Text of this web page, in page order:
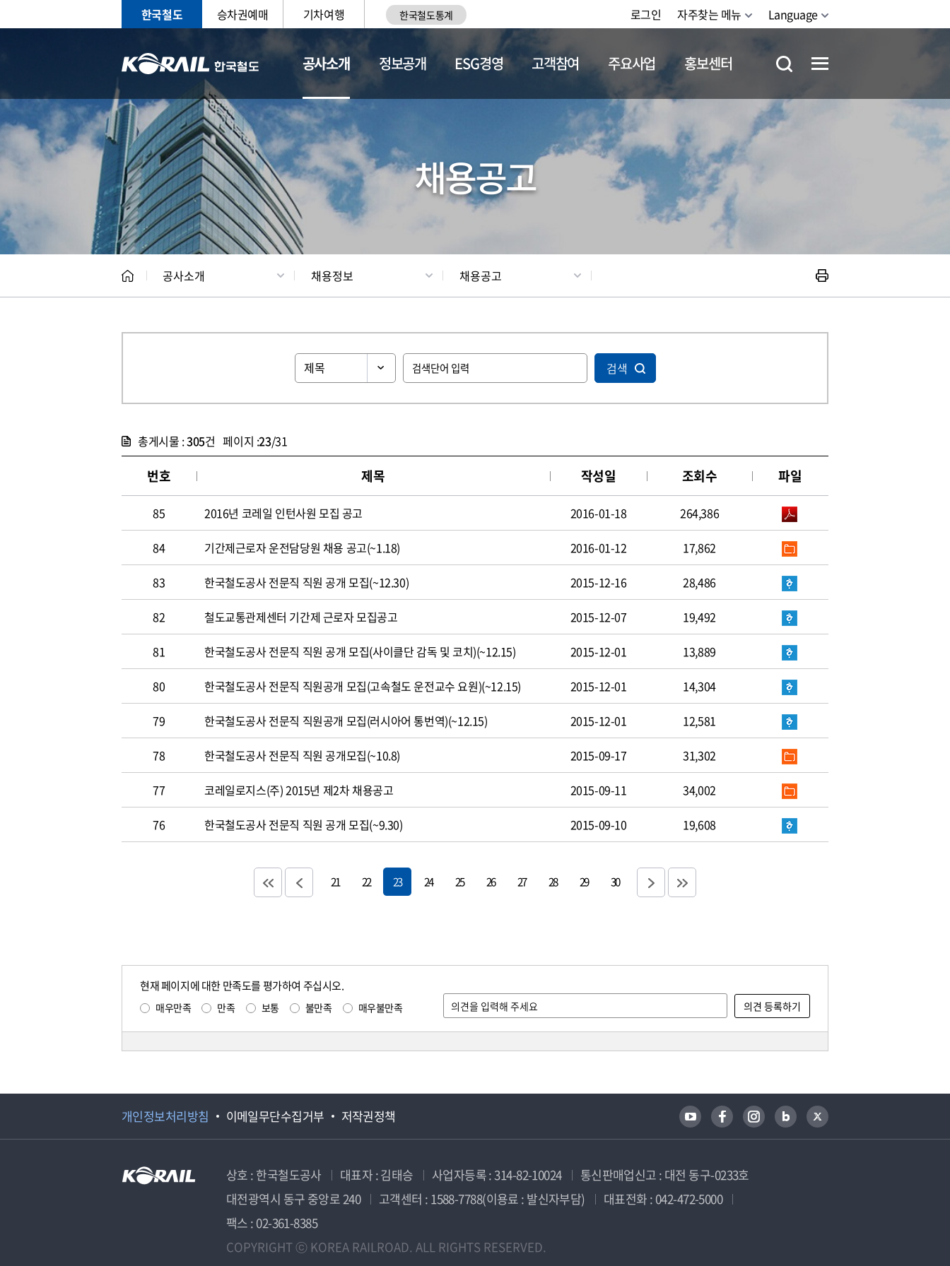
한국철도 승차권예매 기차여행 한국철도통계 로그인 자주찾는 메뉴 Language
공사소개
CEO 일반현황 채용정보
정보공개 ESG경영 고객참여 주요사업 홍보센터
채용공고
공사소개 채용정보 채용공고
검색
총게시물 :305건 페이지 :23/31
번호 제목 작성일 조회수 파일
85 2016년 코레일 인턴사원 모집 공고 2016-01-18 264,386
84 기간제근로자 운전담당원 채용 공고(~1.18) 2016-01-12 17,862
83 한국철도공사 전문직 직원 공개 모집(~12.30) 2015-12-16 28,486
82 철도교통관제센터 기간제 근로자 모집공고 2015-12-07 19,492
81 한국철도공사 전문직 직원 공개 모집(사이클단 감독 및 코치)(~12.15) 2015-12-01 13,889
80 한국철도공사 전문직 직원공개 모집(고속철도 운전교수 요원)(~12.15) 2015-12-01 14,304
79 한국철도공사 전문직 직원공개 모집(러시아어 통번역)(~12.15) 2015-12-01 12,581
78 한국철도공사 전문직 직원 공개모집(~10.8) 2015-09-17 31,302
77 코레일로지스(주) 2015년 제2차 채용공고 2015-09-11 34,002
76 한국철도공사 전문직 직원 공개 모집(~9.30) 2015-09-10 19,608
21 22 23 24 25 26 27 28 29 30
현재 페이지에 대한 만족도를 평가하여 주십시오.
매우만족 만족 보통 불만족 매우불만족
개인정보처리방침 이메일무단수집거부 저작권정책
상호 : 한국철도공사 대표자 : 김태승 사업자등록 : 314-82-10024
통신판매업신고 : 대전 동구-0233호
대전광역시 동구 중앙로 240
고객센터 : 1588-7788(이용료 : 발신자부담)
대표전화 : 042-472-5000
팩스 : 02-361-8385
COPYRIGHT ⓒ KOREA RAILROAD. ALL RIGHTS RESERVED.